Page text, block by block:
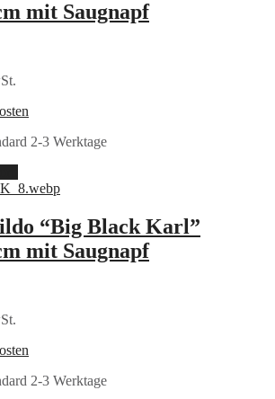
mit Saugnapf
2-3 Werktage
“Big Black Karl”
mit Saugnapf
2-3 Werktage